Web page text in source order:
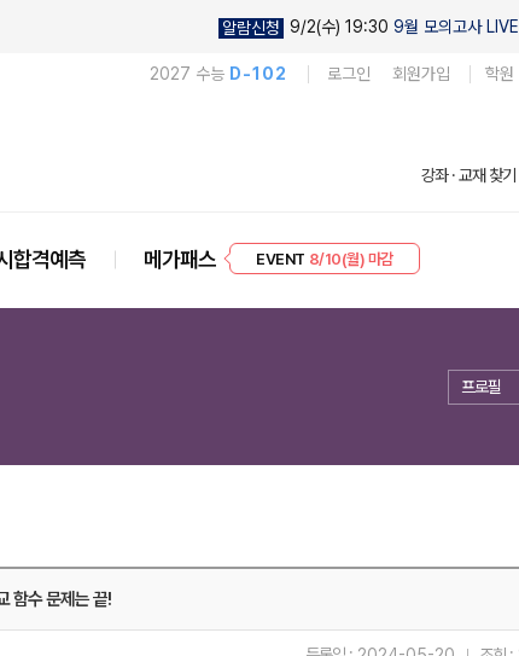
알람신청 9/2(수) 19:30 9월 모의고사
2027 수능 D-102 로그인 회원가입 학원
강좌 · 교재 찾기
합격예측 메가패스
EVENT 8/10(월) 마감
프로필
함수 문제는 끝!